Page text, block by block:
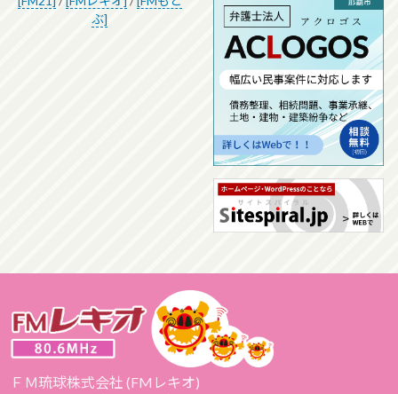
ぶ]
ＦＭ琉球株式会社 (FMレキオ)